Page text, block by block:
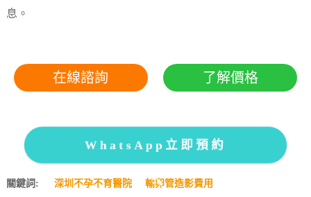
息。
在線諮詢 了解價格
WhatsApp立即預約
關鍵詞: 深圳不孕不育醫院 輸卵管造影費用